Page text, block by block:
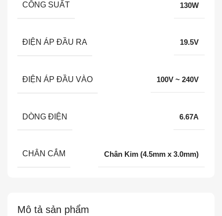
Mô tả sản phẩm
CÔNG SUẤT 130W
ĐIỆN ÁP ĐẦU RA 19.5V
ĐIỆN ÁP ĐẦU VÀO 100V ~ 240V
DÒNG ĐIỆN 6.67A
CHÂN CẮM Chân Kim (4.5mm x 3.0mm)